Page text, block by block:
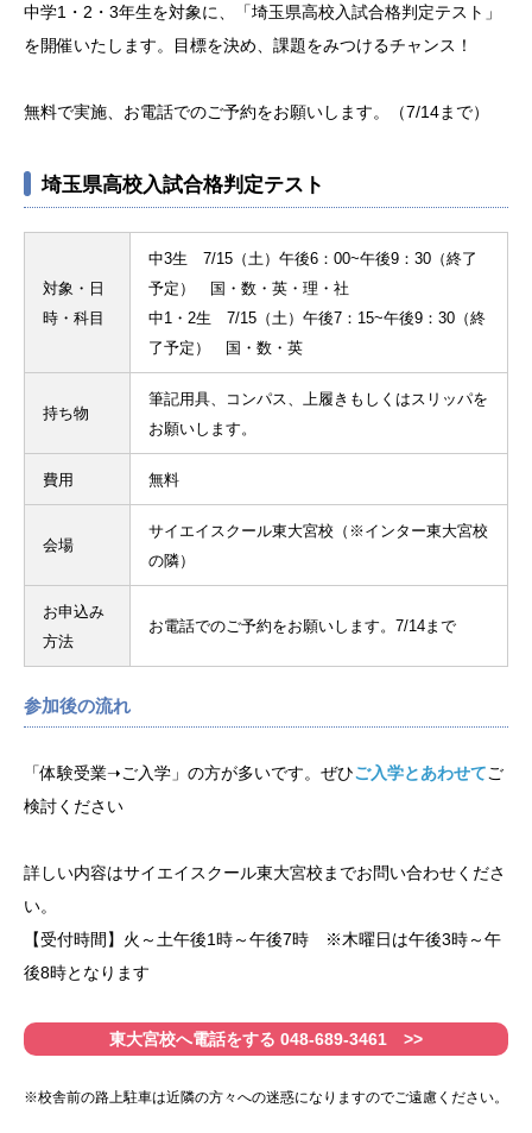
中学1・2・3年生を対象に、「埼玉県高校入試合格判定テスト」
を開催いたします。目標を決め、課題をみつけるチャンス！
無料で実施、お電話でのご予約をお願いします。（7/14まで）
埼玉県高校入試合格判定テスト
対象・日
時・科目
中3生 7/15（土）午後6：00~午後9：30（終了
予定） 国・数・英・理・社
中1・2生 7/15（土）午後7：15~午後9：30（終
了予定） 国・数・英
持ち物
筆記用具、コンパス、上履きもしくはスリッパを
お願いします。
費用 無料
会場
サイエイスクール東大宮校（※インター東大宮校
の隣）
お申込み
方法
お電話でのご予約をお願いします。7/14まで
参加後の流れ
「体験受業➝ご入学」の方が多いです。ぜひご入学とあわせてご
検討ください
詳しい内容はサイエイスクール東大宮校までお問い合わせくださ
い。
【受付時間】火～土午後1時～午後7時 ※木曜日は午後3時～午
後8時となります
東大宮校へ電話をする 048-689-3461 >>
※校舎前の路上駐車は近隣の方々への迷惑になりますのでご遠慮ください。